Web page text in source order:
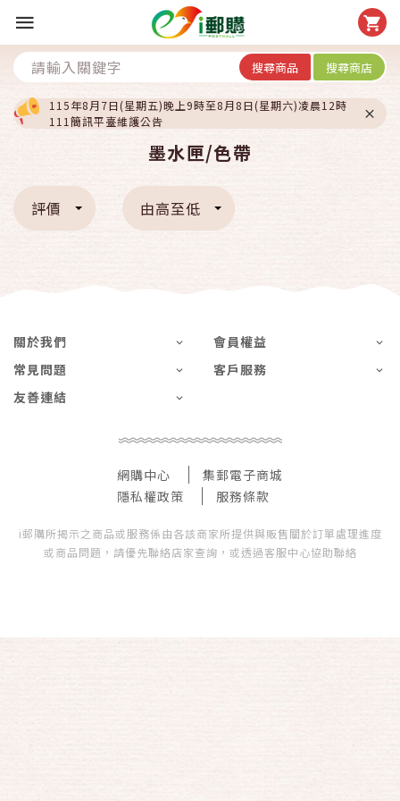
搜尋商品 搜尋商店
115年8月7日(星期五)晚上9時至8月8日(星期六)凌晨12時
111簡訊平臺維護公告
墨水匣/色帶
評價 由高至低
關於我們
會員權益
常見問題
客戶服務
友善連結
網購中心
集郵電子商城
隱私權政策
服務條款
i郵購所揭示之商品或服務係由各該商家所提供與販售關於訂單處理進度
或商品問題，請優先聯絡店家查詢，或透過客服中心協助聯絡